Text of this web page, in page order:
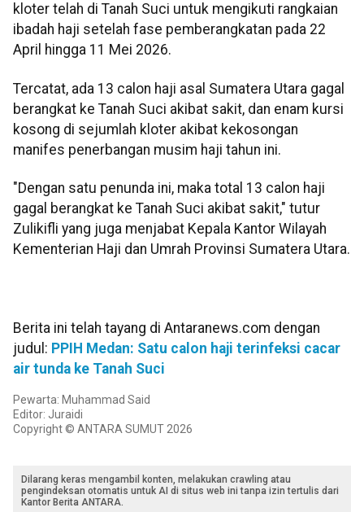
kloter telah di Tanah Suci untuk mengikuti rangkaian
ibadah haji setelah fase pemberangkatan pada 22
April hingga 11 Mei 2026.
Tercatat, ada 13 calon haji asal Sumatera Utara gagal
berangkat ke Tanah Suci akibat sakit, dan enam kursi
kosong di sejumlah kloter akibat kekosongan
manifes penerbangan musim haji tahun ini.
"Dengan satu penunda ini, maka total 13 calon haji
gagal berangkat ke Tanah Suci akibat sakit," tutur
Zulikifli yang juga menjabat Kepala Kantor Wilayah
Kementerian Haji dan Umrah Provinsi Sumatera Utara.
Berita ini telah tayang di Antaranews.com dengan
judul: PPIH Medan: Satu calon haji terinfeksi cacar
air tunda ke Tanah Suci
Pewarta: Muhammad Said
Editor: Juraidi
Copyright © ANTARA SUMUT 2026
Dilarang keras mengambil konten, melakukan crawling atau
pengindeksan otomatis untuk AI di situs web ini tanpa izin tertulis dari
Kantor Berita ANTARA.